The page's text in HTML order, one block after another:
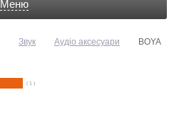
Меню
Звук Аудіо аксесуари
BOYA
( 1 )